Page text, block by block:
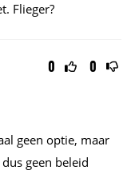
Flieger?
0 0
geen optie, maar
geen beleid